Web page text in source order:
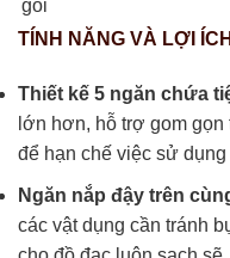
gói
TÍNH NĂNG VÀ LỢI
Thiết kế 5 ngăn chứa
lớn hơn, hỗ trợ gom gọn
để hạn chế việc sử
Ngăn nắp đậy trên
các vật dụng cần tránh